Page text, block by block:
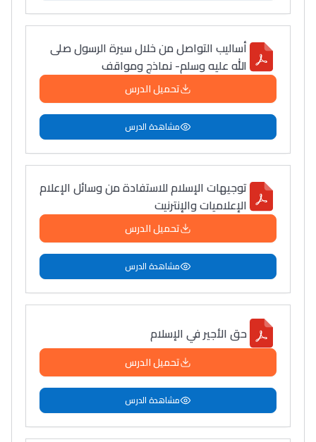
سامورا
بطلة المغرب فالقفز
الطولي، ملاك البردع
كتحكي على تجربتها
فالرّياضة و الدّراسة
أساليب التواصل من خلال سيرة الرسول صلى
الله عليه وسلم- نماذج ومواقف
تحميل الدرس
مشاهدة الدرس
توجيهات الإسلام للاستفادة من وسائل الإعلام
الإعلاميات والإنترنيت
تحميل الدرس
مشاهدة الدرس
حق الأجير في الإسلام
تحميل الدرس
مشاهدة الدرس